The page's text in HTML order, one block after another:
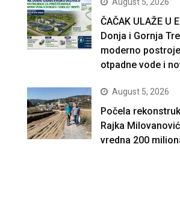
ČAČAK ULAŽE U
Donja i Gornja
moderno
otpadne vode i
August 5, 2026
Počela
Rajka
vredna 200